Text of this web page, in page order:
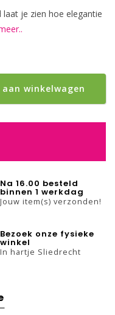
je zien hoe elegantie
aan winkelwagen
Na 16.00 besteld
binnen 1 werkdag
Jouw item(s) verzonden!
Bezoek onze fysieke
winkel
In hartje Sliedrecht